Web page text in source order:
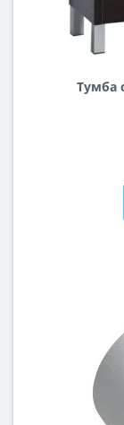
Тумба